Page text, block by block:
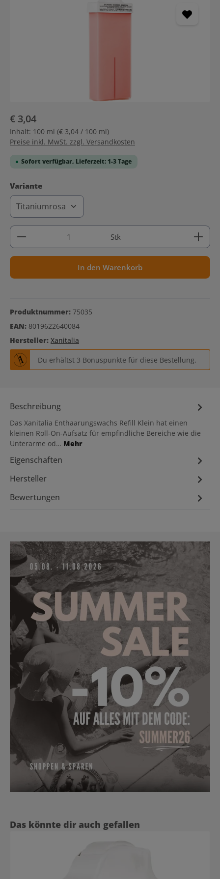
€ 3,04
Inhalt: 100 ml (€ 3,04 / 100 ml)
Preise inkl. MwSt. zzgl. Versandkosten
Sofort verfügbar, Lieferzeit: 1-3 Tage
Varianteauswählen
Produkt Anzahl: Gib den gewünschten Wert ein
Stk
In den Warenkorb
Produktnummer: 75035
EAN: 8019622640084
Hersteller: Xanitalia
Du erhältst 3 Bonuspunkte für diese Bestellung.
Beschreibung
Das Xanitalia Enthaarungswachs Refill Klein hat einen
kleinen Roll-On-Aufsatz für empfindliche Bereiche wie die
Unterarme od… Mehr
Eigenschaften
Hersteller
Bewertungen
Produktgalerie überspringen
Das könnte dir auch gefallen